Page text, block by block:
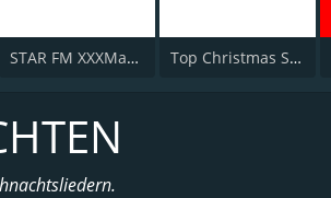
STAR FM XXXMas Rock Top Christmas Station